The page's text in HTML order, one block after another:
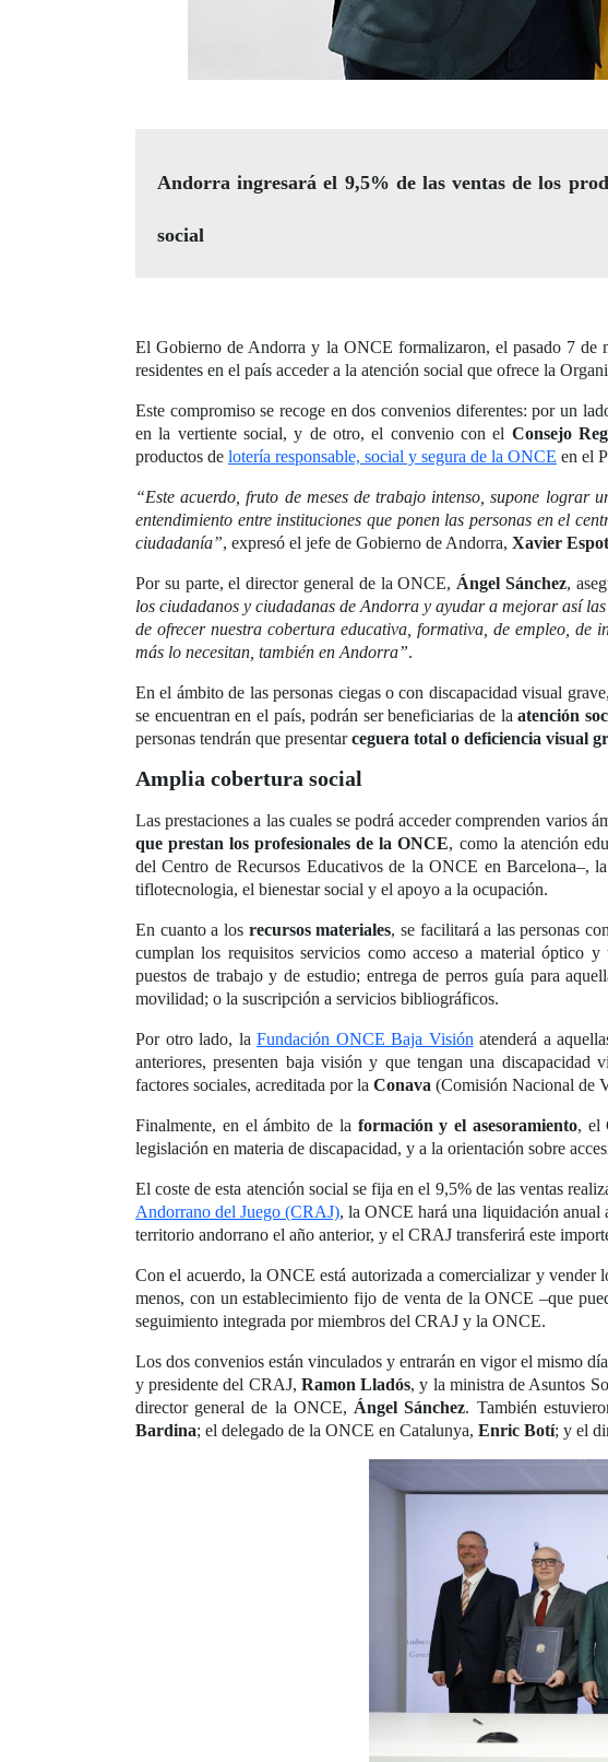
Andorra ingresará el 9,5% de las ventas de los
social
El Gobierno de Andorra y la ONCE formalizaron, el pasado 7 de
residentes en el país acceder a la atención social que ofrece la
Este compromiso se recoge en dos convenios diferentes: por un
en la vertiente social, y de otro, el convenio con el Consejo
productos de lotería responsable, social y segura de la ONCE en el
“Este acuerdo, fruto de meses de trabajo intenso, supone
entendimiento entre instituciones que ponen las personas en el
ciudadanía”, expresó el jefe de Gobierno de Andorra, Xavier Espot
Por su parte, el director general de la ONCE, Ángel Sánchez,
los ciudadanos y ciudadanas de Andorra y ayudar a mejorar así
de ofrecer nuestra cobertura educativa, formativa, de empleo,
más lo necesitan, también en Andorra”.
En el ámbito de las personas ciegas o con discapacidad visual
se encuentran en el país, podrán ser beneficiarias de laatención
personas tendrán que presentarceguera total o deficiencia visual
Amplia cobertura social
Las prestaciones a las cuales se podrá acceder comprenden varios
que prestan los profesionales de la ONCE, como la atención
del Centro de Recursos Educativos de la ONCE en Barcelona–,
tiflotecnologia, el bienestar social y el apoyo a la ocupación.
En cuanto a los recursos materiales, se facilitará a las personas
cumplan los requisitos servicios como acceso a material óptico
puestos de trabajo y de estudio; entrega de perros guía para
movilidad; o la suscripción a servicios bibliográficos.
Por otro lado, la Fundación ONCE Baja Visión atenderá a
anteriores, presenten baja visión y que tengan una
factores sociales, acreditada por la Conava (Comisión Nacional de
Finalmente, en el ámbito de la formación y el asesoramiento, el
legislación en materia de discapacidad, y a la orientación sobre
El coste de esta atención social se fija en el 9,5% de las ventas
Andorrano del Juego (CRAJ), la ONCE hará una liquidación anual
territorio andorrano el año anterior, y el CRAJ transferirá este
Con el acuerdo, la ONCE está autorizada a comercializar y vender
menos, con un establecimiento fijo de venta de la ONCE –que
seguimiento integrada por miembros del CRAJ y la ONCE.
Los dos convenios están vinculados y entrarán en vigor el mismo
y presidente del CRAJ, Ramon Lladós, y la ministra de Asuntos
director general de la ONCE, Ángel Sánchez. También
Bardina; el delegado de la ONCE en Catalunya, Enric Botí; y el